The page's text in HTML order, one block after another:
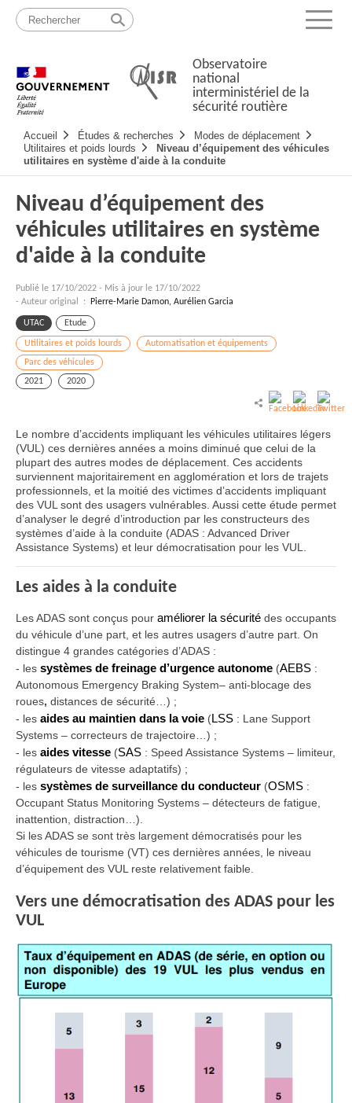
Passer
contenu
Menu
Observatoire
national
interministériel de la
sécurité routière
principale
Accueil Études & recherches
Modes de déplacement
Utilitaires et poids lourds
Niveau d’équipement des véhicules
utilitaires en système d'aide à la conduite
Niveau d’équipement des
véhicules utilitaires en système
d'aide à la conduite
Publié le 17/10/2022 - Mis à jour le 17/10/2022
- Auteur original :
Pierre-Marie Damon, Aurélien Garcia
UTAC Etude
Utilitaires et poids lourds
Automatisation et équipements
Parc des véhicules
2021
2020
Le nombre d’accidents impliquant les véhicules utilitaires légers
(VUL) ces dernières années a moins diminué que celui de la
plupart des autres modes de déplacement. Ces accidents
surviennent majoritairement en agglomération et lors de trajets
professionnels, et la moitié des victimes d’accidents impliquant
des VUL sont des usagers vulnérables. Aussi cette étude permet
d’analyser le degré d’introduction par les constructeurs des
systèmes d’aide à la conduite (ADAS : Advanced Driver
Assistance Systems) et leur démocratisation pour les VUL.
Les aides à la conduite
Les ADAS sont conçus pour améliorer la sécurité des occupants
du véhicule d’une part, et les autres usagers d’autre part. On
distingue 4 grandes catégories d’ADAS :
- les systèmes de freinage d’urgence autonome (AEBS :
Autonomous Emergency Braking System– anti-blocage des
roues, distances de sécurité…) ;
- les aides au maintien dans la voie (LSS : Lane Support
Systems – correcteurs de trajectoire…) ;
- les aides vitesse (SAS : Speed Assistance Systems – limiteur,
régulateurs de vitesse adaptatifs) ;
- les systèmes de surveillance du conducteur (OSMS :
Occupant Status Monitoring Systems – détecteurs de fatigue,
inattention, distraction…).
Si les ADAS se sont très largement démocratisés pour les
véhicules de tourisme (VT) ces dernières années, le niveau
d’équipement des VUL reste relativement faible.
Vers une démocratisation des ADAS pour les
VUL